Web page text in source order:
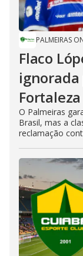
PALMEIRAS
Flaco
ignorada
Fortaleza
O Palmeiras
Brasil, mas a
reclamação